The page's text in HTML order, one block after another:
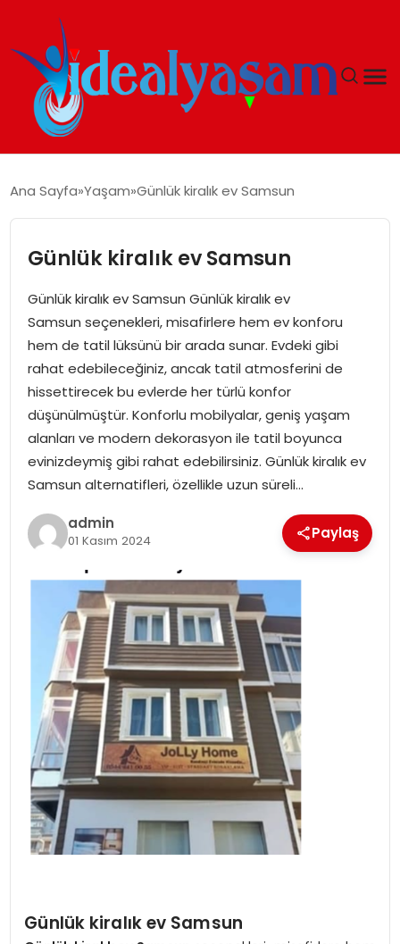
GÜNDEM
EKONOMI
İDEAL YAŞAM
İDEAL SPOR
YAŞAM
MAGAZIN
SOSYAL HABER
Ana Sayfa Yaşam Günlük kiralık ev Samsun
Günlük kiralık ev Samsun
Günlük kiralık ev Samsun Günlük kiralık ev
Samsun seçenekleri, misafirlere hem ev konforu
hem de tatil lüksünü bir arada sunar. Evdeki gibi
rahat edebileceğiniz, ancak tatil atmosferini de
hissettirecek bu evlerde her türlü konfor
düşünülmüştür. Konforlu mobilyalar, geniş yaşam
alanları ve modern dekorasyon ile tatil boyunca
evinizdeymiş gibi rahat edebilirsiniz. Günlük kiralık ev
Samsun alternatifleri, özellikle uzun süreli…
admin
01 Kasım 2024 Paylaş
Günlük kiralık ev Samsun